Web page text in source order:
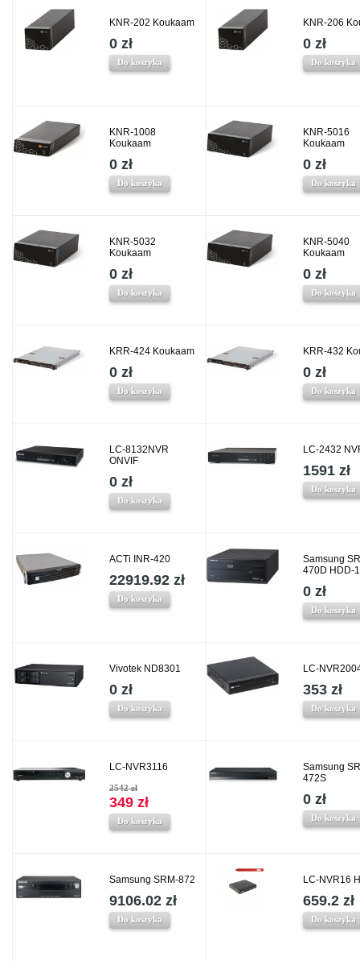
KNR-202 Koukaam
0 zł
Do koszyka
KNR-206
0 zł
Do koszyka
KNR-1008
Koukaam
0 zł
Do koszyka
KNR-5016
Koukaam
0 zł
Do koszyka
KNR-5032
Koukaam
0 zł
Do koszyka
KNR-5040
Koukaam
0 zł
Do koszyka
KRR-424 Koukaam
0 zł
Do koszyka
KRR-432
0 zł
Do koszyka
LC-8132NVR
ONVIF
0 zł
Do koszyka
LC-2432
1591 zł
Do koszyka
ACTi INR-420
22919.92 zł
Do koszyka
Samsung
470D HDD-
0 zł
Do koszyka
Vivotek ND8301
0 zł
Do koszyka
LC-
353 zł
Do koszyka
LC-NVR3116
2542 zł
349 zł
Do koszyka
Samsung
472S
0 zł
Do koszyka
Samsung SRM-872
9106.02 zł
Do koszyka
LC-NVR16
659.2 zł
Do koszyka